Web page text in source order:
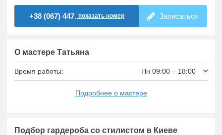
+38 (067) 447..показать номер Записаться
О мастере Татьяна
Время работы: Пн 09:00 – 18:00
Подробнее о мастере
Подбор гардероба со стилистом в Киеве